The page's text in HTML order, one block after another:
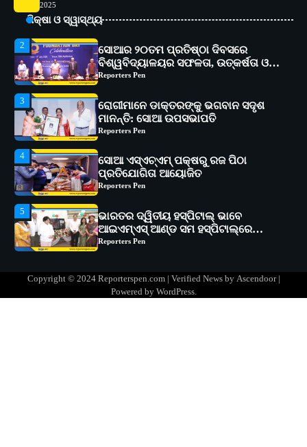
2025
ଶିକ୍ଷା ଓ ସ୍ୱାସ୍ଥ୍ୟଅଗ୍ରଗତିର ସ୍ମୃତିଚାରଣ
Reporters Pen
3
ରୋଗୀମାନେ ଡାକ୍ତରଙ୍କୁ ଭଗବାନ ସଦୃଶ
ମାନନ୍ତି: ସୋଆ ଉପସଭାପତି
Reporters Pen
4
ସୋଆ ଏସ୍‌ଏଚ୍‌ଏମ୍ ପକ୍ଷରୁ ରଜ ପିଠା
ପ୍ରତିଯୋଗିତା ଆୟୋଜିତ
Reporters Pen
5
ଭାରତର ଦ୍ୱିତୀୟ ହସ୍ପିଟାଲ୍ ଭାବେ
ଆଇଏମ୍‌ଏସ୍ ଆଣ୍ଡ ସମ ହସ୍ପିଟାଲ୍‌ରେ
ଅତ୍ୟାଧୁନିକ ଡିଜିସ୍କାନର ସ୍ଥାପନ
Reporters Pen
1
ସୋଆ ପକ୍ଷରୁ ରାୱେ କାର୍ଯ୍ୟକ୍ରମ ଅଧୀନରେ
୧୧ଟି ଗ୍ରାମରେ ୧୬ଟି କୃଷକ ପ୍ରଶିକ୍ଷଣ
କାର୍ଯ୍ୟକ୍ରମ ଆୟୋଜିତ
Reporters Pen
ବିଶ୍ୱବିଦ୍ୟାଳୟର ସଫଳତା, ଉତ୍କର୍ଷତା ଓ
ଅଗ୍ରଗତିର ସ୍ମୃତିଚାରଣ
Reporters Pen
Copyright © 2024 Reporterspen.com | Verified News by Ascendoor|
Powered by WordPress.